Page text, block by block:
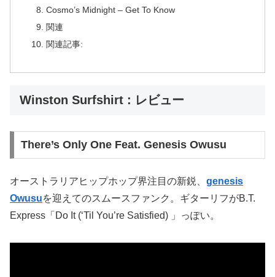
Cosmo’s Midnight – Get To Know
関連
関連記事:
Winston Surfshirt : レビュー
There’s Only One Feat. Genesis Owusu
オーストラリアヒップホップ界注目の新鋭、 genesis
Owusuを迎えてのスムースファンク。ギターリフがB.T.
Express「Do It (‘Til You’re Satisfied) 」っぽい。